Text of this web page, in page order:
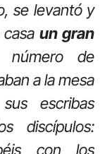
se levantó y
un gran
de
a la mesa
escribas
discípulos:
con los